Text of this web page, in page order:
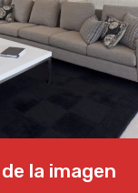
la imagen